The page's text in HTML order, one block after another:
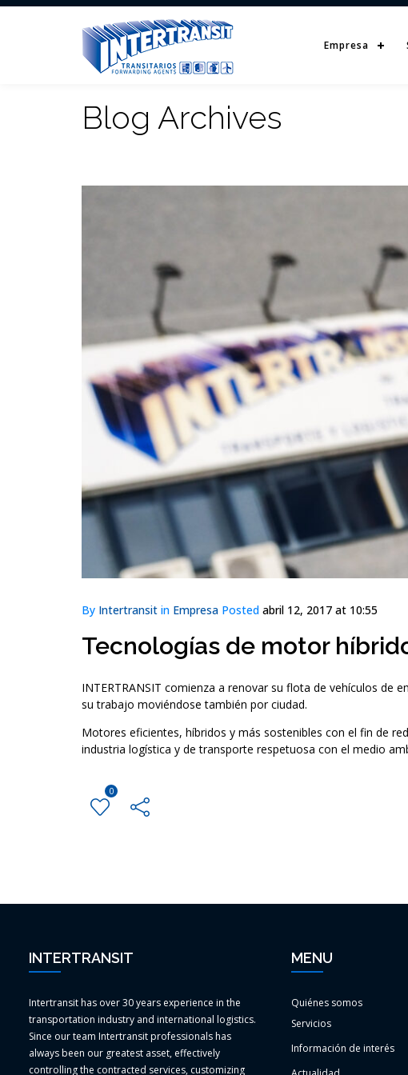
Empresa
Blog Archives
By Intertransit in Empresa Posted abril 12, 2017 at 10:55
Tecnologías de motor
INTERTRANSIT comienza a renovar su flota de vehículos de
su trabajo moviéndose también por ciudad.
Motores eficientes, híbridos y más sostenibles con el fin de
industria logística y de transporte respetuosa con el medio
0
INTERTRANSIT
Intertransit has over 30 years experience in the
transportation industry and international logistics.
Since our team Intertransit professionals has
always been our greatest asset, effectively
controlling the contracted services, customizing
MENU
Quiénes somos
Servicios
Información de interés